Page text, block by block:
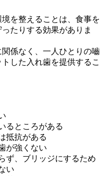
を整えることは、食事を
たりする効果がありま
係なく、一人ひとりの嚙
した入れ歯を提供するこ
るところがある
抵抗がある
が強くない
ず、ブリッジにするため
い